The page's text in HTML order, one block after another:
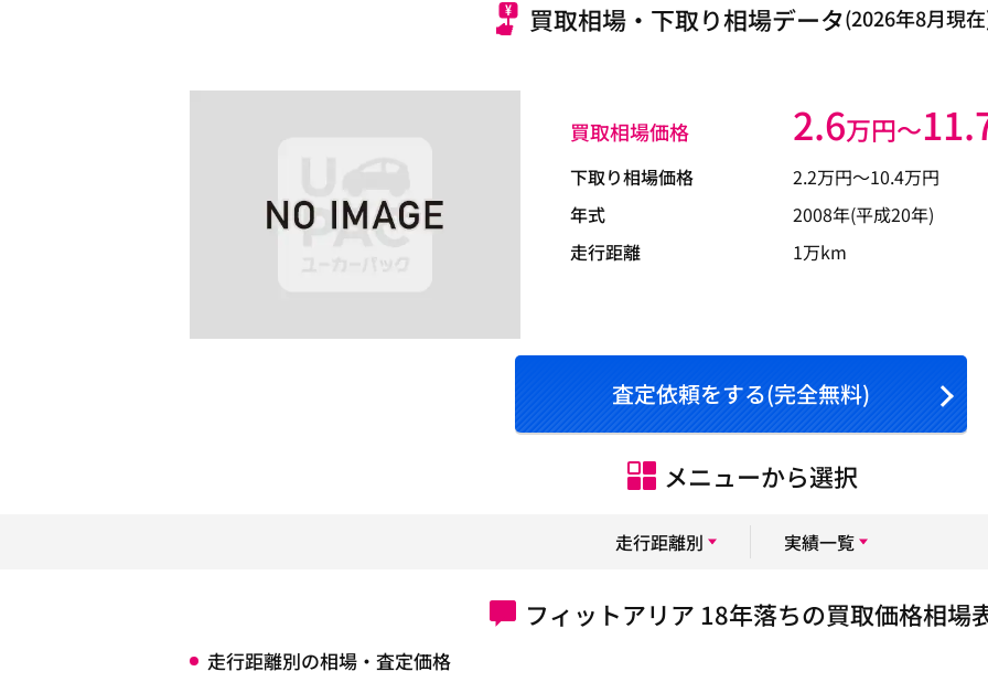
買取相場・下取り相場データ(2026年8月現
買取相場価格 2.6万円〜
下取り相場価格 2.2万円〜10.4万円
年式
2008年(平成20年)
走行距離
1万km
査定依頼をする(完全無料)
メニューから選択
走行距離別 実績一覧
フィットアリア 18年落ちの買取価格相場
走行距離別の相場・査定価格